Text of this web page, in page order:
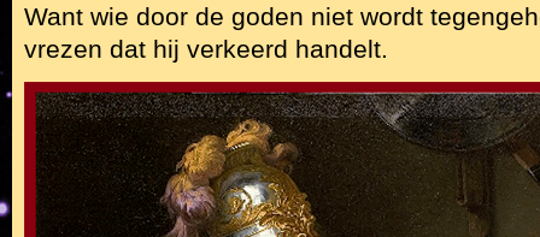
Want wie door de goden niet wordt
vrezen dat hij verkeerd handelt.